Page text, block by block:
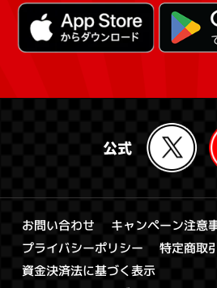
お問い合わせ キャンペーン注意
プライバシーポリシー 特定商取
資金決済法に基づく表示